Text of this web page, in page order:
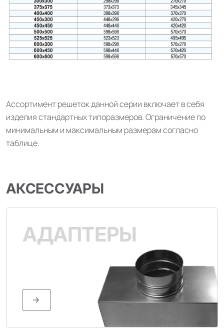
Ассортимент решеток данной серии включает в себя
изделия стандартных типоразмеров. Ограничение по
минимальным и максимальным размерам согласно
таблице.
АКСЕССУАРЫ
АДАПТЕРЫ